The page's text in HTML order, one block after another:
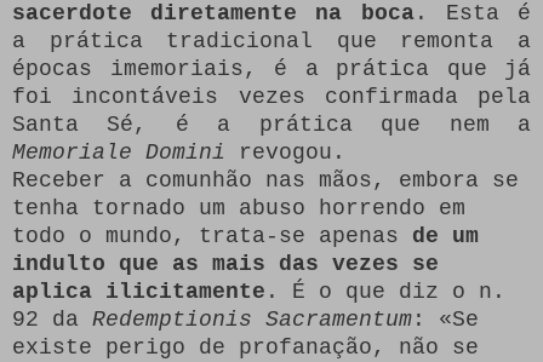
sacerdote diretamente na boca. Esta é
a prática tradicional que remonta a
épocas imemoriais, é a prática que já
foi incontáveis vezes confirmada pela
Santa Sé, é a prática que nem a
Memoriale Domini revogou.
Receber a comunhão nas mãos, embora se
tenha tornado um abuso horrendo em
todo o mundo, trata-se apenas de um
indulto que as mais das vezes se
aplica ilicitamente . É o que diz o n.
92 da Redemptionis Sacramentum : «Se
existe perigo de profanação, não se